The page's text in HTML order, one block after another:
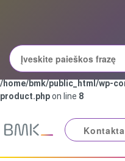
: Trying to access array
product.phpon line8
Notice: Trying to get property
/home/bmk/public_html/wp-
product.phpon line 8